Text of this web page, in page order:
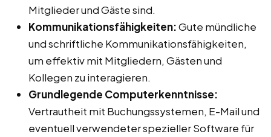
Mitglieder und Gäste sind.
Kommunikationsfähigkeiten:Gute mündliche
und schriftliche Kommunikationsfähigkeiten,
um effektiv mit Mitgliedern, Gästen und
Kollegen zu interagieren.
Grundlegende Computerkenntnisse:
Vertrautheit mit Buchungssystemen, E-Mail und
eventuell verwendeter spezieller Software für